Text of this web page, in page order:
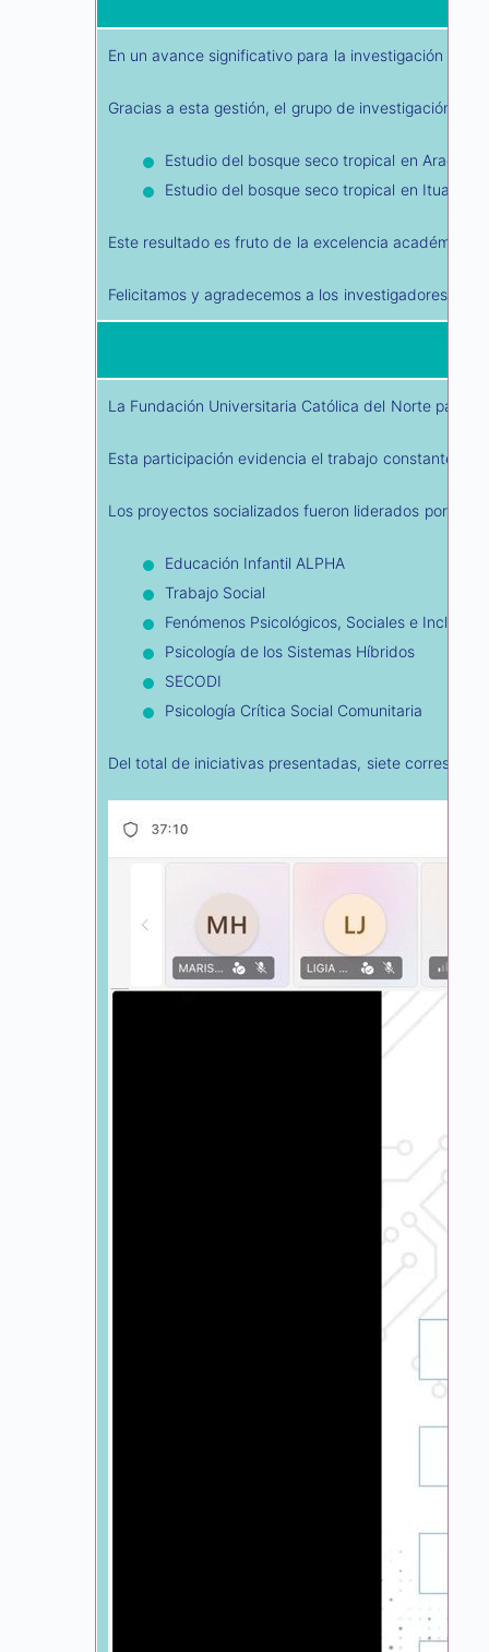
En un avance significativo para la investigación
Gracias a esta gestión, el grupo de investigación
Estudio del bosque seco tropical en
Estudio del bosque seco tropical en Ituango,
Este resultado es fruto de la excelencia académica
Felicitamos y agradecemos a los investigadores y
La Fundación Universitaria Católica del Norte
Esta participación evidencia el trabajo constante
Los proyectos socializados fueron liderados por
Educación Infantil ALPHA
Trabajo Social
Fenómenos Psicológicos, Sociales e Inclusión
Psicología de los Sistemas Híbridos
SECODI
Psicología Crítica Social Comunitaria
Del total de iniciativas presentadas, siete